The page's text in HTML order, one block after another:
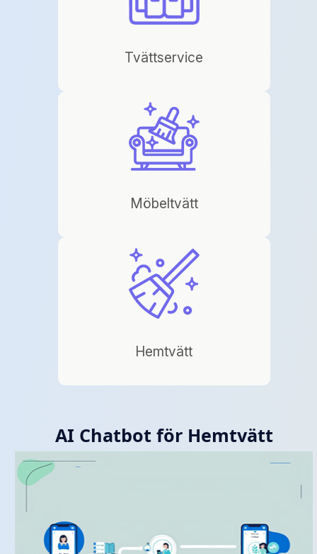
Tvättservice
Möbeltvätt
Hemtvätt
AI Chatbot för Hemtvätt